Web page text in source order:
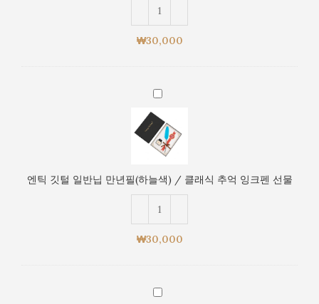
크
펜
선
필
(초
/
클
래
식
억
잉
크
펜
선
₩30,000
엔
깃
털
일
닙
필
(하
/
엔틱 깃털 일반닙 만년필(하늘색) / 클래식 추억 잉크펜 선물
₩30,000
엔